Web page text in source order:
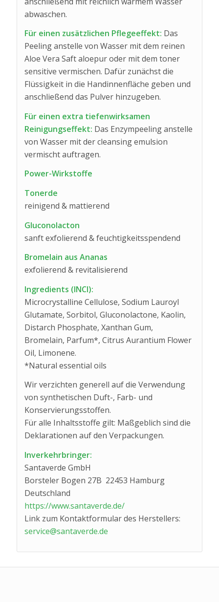
abwaschen.
Für einen zusätzlichen Pflegeeffekt: Das
Peeling anstelle von Wasser mit dem reinen
Aloe Vera Saft aloepur oder mit dem toner
sensitive vermischen. Dafür zunächst die
Flüssigkeit in die Handinnenfläche geben und
anschließend das Pulver hinzugeben.
Für einen extra tiefenwirksamen
Reinigungseffekt: Das Enzympeeling anstelle
von Wasser mit der cleansing emulsion
vermischt auftragen.
Power-Wirkstoffe
Tonerde
reinigend & mattierend
Gluconolacton
sanft exfolierend & feuchtigkeitsspendend
Bromelain aus Ananas
exfolierend & revitalisierend
Ingredients (INCI):
Microcrystalline Cellulose, Sodium Lauroyl
Glutamate, Sorbitol, Gluconolactone, Kaolin,
Distarch Phosphate, Xanthan Gum,
Bromelain, Parfum*, Citrus Aurantium Flower
Oil, Limonene.
*Natural essential oils
Wir verzichten generell auf die Verwendung
von synthetischen Duft-, Farb- und
Konservierungsstoffen.
Für alle Inhaltsstoffe gilt: Maßgeblich sind die
Deklarationen auf den Verpackungen.
Inverkehrbringer:
Santaverde GmbH
Borsteler Bogen 27B 22453 Hamburg
Deutschland
https://www.santaverde.de/
Link zum Kontaktformular des Herstellers:
service@santaverde.de